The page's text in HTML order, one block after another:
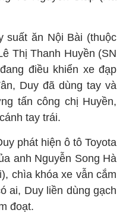
suất ăn Nội Bài (thuộc
Thị Thanh Huyền (SN
điều khiển xe đạp
Duy đã dùng tay và
tấn công chị Huyền,
tay trái.
phát hiện ô tô Toyota
anh Nguyễn Song Hà
chìa khóa xe vẫn cắm
ai, Duy liền dùng gạch
đoạt.